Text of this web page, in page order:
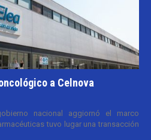
a Celnova
nacional aggiornó el marco
tuvo lugar una transacción